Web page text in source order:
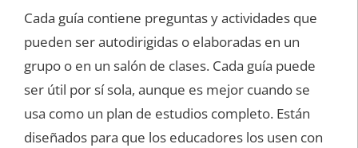
Cada guía contiene preguntas y actividades que
pueden ser autodirigidas o elaboradas en un
grupo o en un salón de clases. Cada guía puede
ser útil por sí sola, aunque es mejor cuando se
usa como un plan de estudios completo. Están
diseñados para que los educadores los usen con